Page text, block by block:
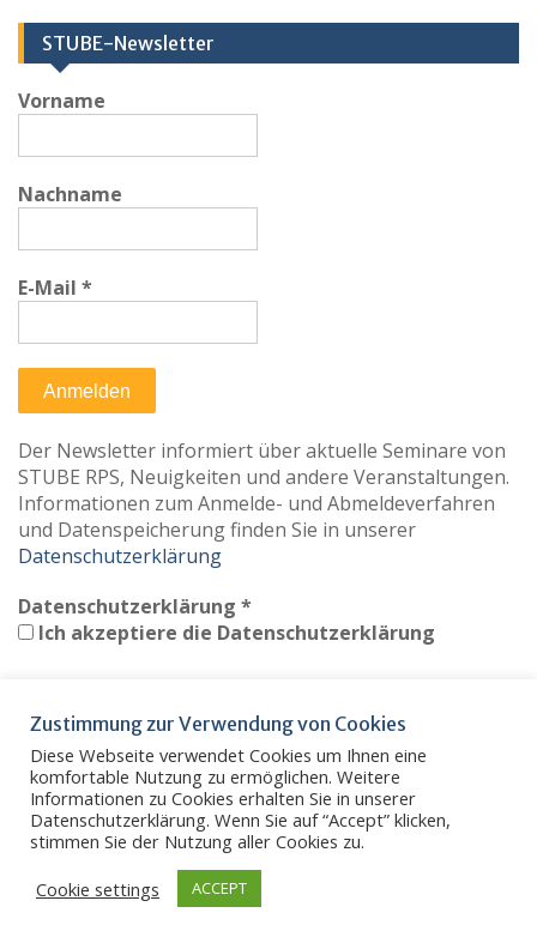
STUBE-Newsletter
Vorname
Nachname
E-Mail *
Der Newsletter informiert über aktuelle Seminare von
STUBE RPS, Neuigkeiten und andere Veranstaltungen.
Informationen zum Anmelde- und Abmeldeverfahren
und Datenspeicherung finden Sie in unserer
Datenschutzerklärung
Datenschutzerklärung *
Ich akzeptiere die Datenschutzerklärung
Vom Newsletter abmelden
Datenschutz
Impressum
Kontakt Intern
Menüeintrag
Träger: Missionarisch-Ökumenischer Dienst der
Evangelischen Kirche der Pfalz
Proudly powered by WordPress
Themes
Zustimmung zur Verwendung von Cookies
Diese Webseite verwendet Cookies um Ihnen eine
komfortable Nutzung zu ermöglichen. Weitere
Informationen zu Cookies erhalten Sie in unserer
Datenschutzerklärung. Wenn Sie auf “Accept” klicken,
stimmen Sie der Nutzung aller Cookies zu.
Cookie settings
ACCEPT